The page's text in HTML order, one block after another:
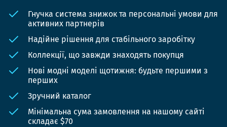
Гнучка система знижок та персональні умови для
активних партнерів
Надійне рішення для стабільного заробітку
Коллекції, що завжди знаходять покупця
Нові модні моделі щотижня: будьте першими з
перших
Зручний каталог
Мінімальна сума замовлення на нашому сайті
складає $70